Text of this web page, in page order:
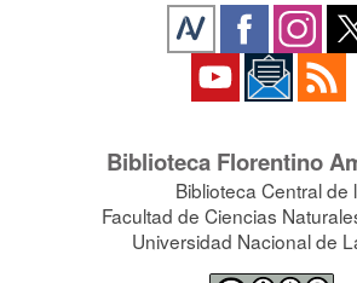
Biblioteca Florentino
Biblioteca Central de
Facultad de Ciencias
Universidad Nacional de